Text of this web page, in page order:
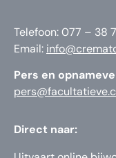
Telefoon: 077 – 38
Email:
Pers en
Direct naar: